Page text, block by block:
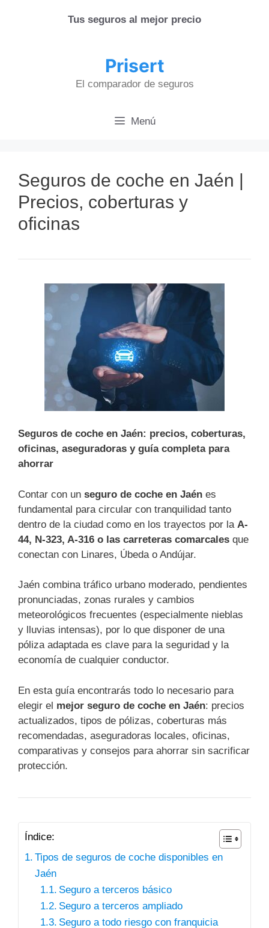
Tus seguros al mejor precio
Prisert
El comparador de seguros
Menú
Seguros de coche en Jaén |
Precios, coberturas y
oficinas
Seguros de coche en Jaén: precios, coberturas,
oficinas, aseguradoras y guía completa para
ahorrar
Contar con un seguro de coche en Jaén es
fundamental para circular con tranquilidad tanto
dentro de la ciudad como en los trayectos por la A-
44, N-323, A-316 o las carreteras comarcales que
conectan con Linares, Úbeda o Andújar.
Jaén combina tráfico urbano moderado, pendientes
pronunciadas, zonas rurales y cambios
meteorológicos frecuentes (especialmente nieblas
y lluvias intensas), por lo que disponer de una
póliza adaptada es clave para la seguridad y la
economía de cualquier conductor.
En esta guía encontrarás todo lo necesario para
elegir el mejor seguro de coche en Jaén: precios
actualizados, tipos de pólizas, coberturas más
recomendadas, aseguradoras locales, oficinas,
comparativas y consejos para ahorrar sin sacrificar
protección.
Índice:
Tipos de seguros de coche disponibles en
Jaén
Seguro a terceros básico
Seguro a terceros ampliado
Seguro a todo riesgo con franquicia